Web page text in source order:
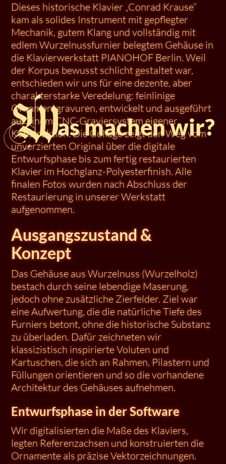
Dieses historische Klavier „Conrad Krause“
kam als solides Instrument mit gepflegter
Mechanik, gutem Klang und vollständig mit
edlem Wurzelnussfurnier belegtem Gehäuse in
die Klavierwerkstatt PIANOHOF Berlin. Weil
der Korpus bewusst schlicht gestaltet war,
entschieden wir uns für eine dezente, aber
charakterstarke Veredelung: feinlinige
Ornamentgravuren, entwickelt und ausgeführt
auf einem CNC-Gravier­system eigener
Konstruktion. Die Collage zeigt den Weg vom
unverzierten Original über die digitale
Entwurfsphase bis zum fertig restaurierten
Klavier im Hochglanz-Polyesterfinish. Alle
finalen Fotos wurden nach Abschluss der
Restaurierung in unserer Werkstatt
aufgenommen.
Ausgangszustand &
Konzept
Das Gehäuse aus Wurzelnuss (Wurzelholz)
bestach durch seine lebendige Maserung,
jedoch ohne zusätzliche Zierfelder. Ziel war
eine Aufwertung, die die natürliche Tiefe des
Furniers betont, ohne die historische Substanz
zu überladen. Dafür zeichneten wir
klassizistisch inspirierte Voluten und
Kartuschen, die sich an Rahmen, Pilastern und
Füllungen orientieren und so die vorhandene
Architektur des Gehäuses aufnehmen.
Entwurfsphase in der Software
Wir digitalisierten die Maße des Klaviers,
legten Referenzachsen und konstruierten die
Ornamente als präzise Vektorzeichnungen.